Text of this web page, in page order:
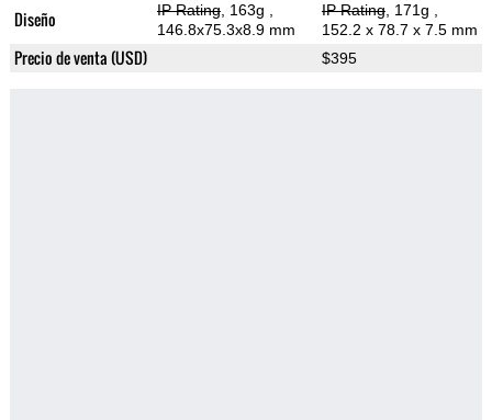
Diseño IP Rating, 163g
146.8x75.3x8.9 mm
IP Rating, 171g
152.2 x 78.7 x 7.5 mm
Precio de venta (USD) $395